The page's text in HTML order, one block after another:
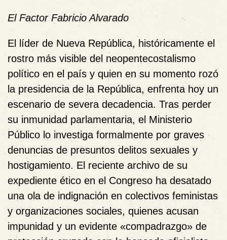
El Factor Fabricio Alvarado
El líder de Nueva República, históricamente el
rostro más visible del neopentecostalismo
político en el país y quien en su momento rozó
la presidencia de la República, enfrenta hoy un
escenario de severa decadencia. Tras perder
su inmunidad parlamentaria, el Ministerio
Público lo investiga formalmente por graves
denuncias de presuntos delitos sexuales y
hostigamiento. El reciente archivo de su
expediente ético en el Congreso ha desatado
una ola de indignación en colectivos feministas
y organizaciones sociales, quienes acusan
impunidad y un evidente «compadrazgo» de